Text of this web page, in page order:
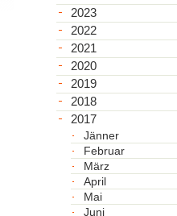
2023
2022
2021
2020
2019
2018
2017
Jänner
Februar
März
April
Mai
Juni